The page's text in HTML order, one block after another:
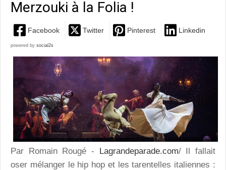
Merzouki à la Folia !
Facebook Twitter Pinterest Linkedin
powered by social2s
Par Romain Rougé - Lagrandeparade.com/ Il fallait
oser mélanger le hip hop et les tarentelles italiennes :